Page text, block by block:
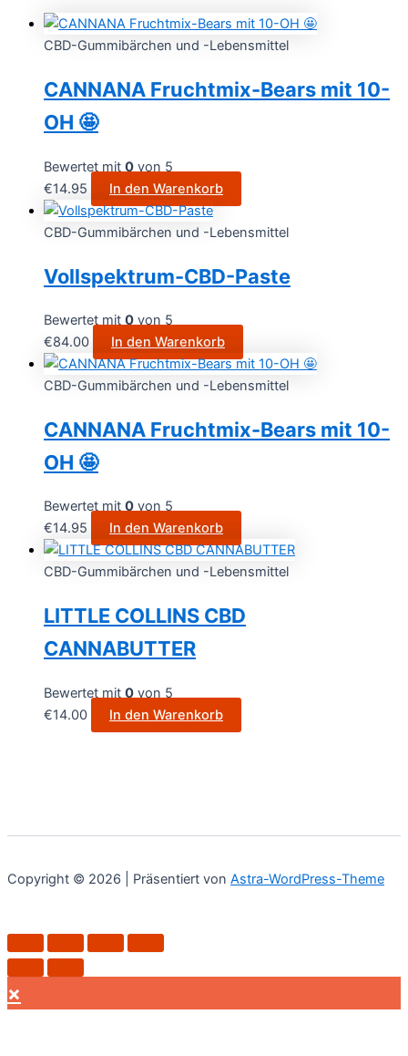
CBD-Gummibärchen und -Lebensmittel
CANNANA Fruchtmix-Bears mit 10-
OH 🤩
Bewertet mit 0 von 5
€14.95 In den Warenkorb
CBD-Gummibärchen und -Lebensmittel
Vollspektrum-CBD-Paste
Bewertet mit 0 von 5
€84.00 In den Warenkorb
CBD-Gummibärchen und -Lebensmittel
CANNANA Fruchtmix-Bears mit 10-
OH 🤩
Bewertet mit 0 von 5
€14.95 In den Warenkorb
CBD-Gummibärchen und -Lebensmittel
LITTLE COLLINS CBD
CANNABUTTER
Bewertet mit 0 von 5
€14.00 In den Warenkorb
Copyright © 2026 | Präsentiert von Astra-WordPress-Theme
×